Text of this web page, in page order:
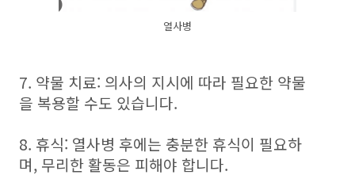
열사병
7. 약물 치료: 의사의 지시에 따라 필요한 약물
을 복용할 수도 있습니다.
8. 휴식: 열사병 후에는 충분한 휴식이 필요하
며, 무리한 활동은 피해야 합니다.